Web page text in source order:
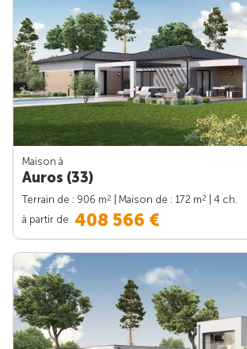
Maison à
Auros (33)
Terrain de : 906 m2 | Maison de : 172 m2
| 4 ch.
à partir de 408 566 €